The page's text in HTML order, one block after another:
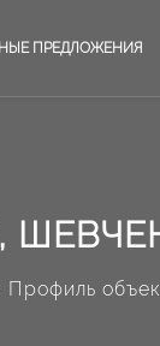
ПРЕДЛОЖЕНИЯ
Профиль